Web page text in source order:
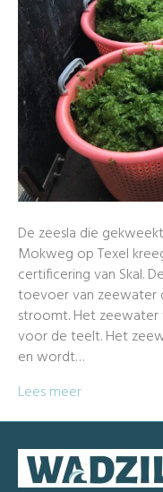
De zeesla die
Mokweg op Texel
certificering van Skal.
toevoer van zeewater
stroomt. Het
voor de teelt. Het
en wordt…
Lees meer